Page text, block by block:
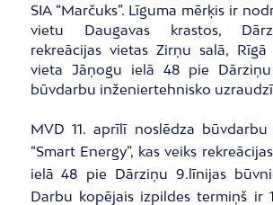
SIA “Marčuks”. Līguma mērķis ir
vietu Daugavas krastos,
rekreācijas vietas Zirņu salā,
vieta Jāņogu ielā 48 pie Dārziņu
būvdarbu inženiertehnisko
MVD 11. aprīlī noslēdza
“Smart Energy”, kas veiks
ielā 48 pie Dārziņu 9.līnijas
Darbu kopējais izpildes termiņš ir